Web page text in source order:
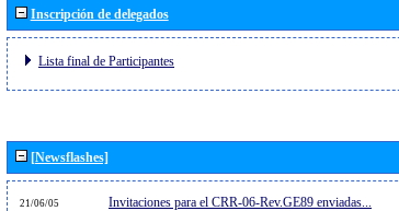
Inscripción de delegados
Lista final de Participantes
[Newsflashes]
21/06/05 Invitaciones para el CRR-06-Rev.GE89 enviadas...